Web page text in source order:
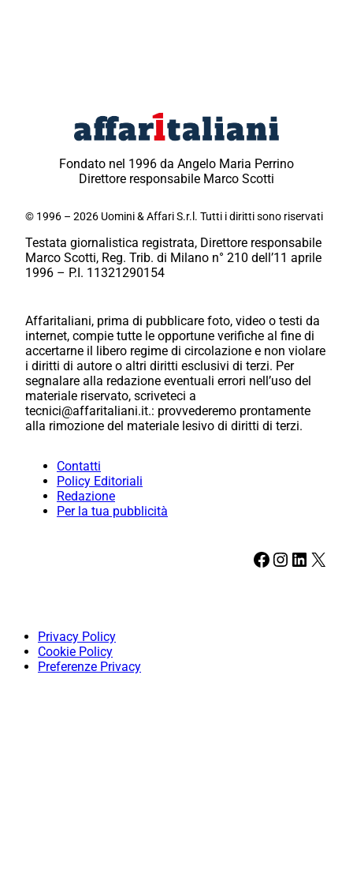
Fondato nel 1996 da Angelo Maria Perrino
Direttore responsabile Marco Scotti
© 1996 – 2026 Uomini & Affari S.r.l. Tutti i diritti sono riservati
Testata giornalistica registrata, Direttore responsabile
Marco Scotti, Reg. Trib. di Milano n° 210 dell’11 aprile
1996 – P.I. 11321290154
Affaritaliani, prima di pubblicare foto, video o testi da
internet, compie tutte le opportune verifiche al fine di
accertarne il libero regime di circolazione e non violare
i diritti di autore o altri diritti esclusivi di terzi. Per
segnalare alla redazione eventuali errori nell’uso del
materiale riservato, scriveteci a
tecnici@affaritaliani.it.: provvederemo prontamente
alla rimozione del materiale lesivo di diritti di terzi.
Contatti
Policy Editoriali
Redazione
Per la tua pubblicità
Facebook Instagram LinkedIn X
Privacy Policy
Cookie Policy
Preferenze Privacy